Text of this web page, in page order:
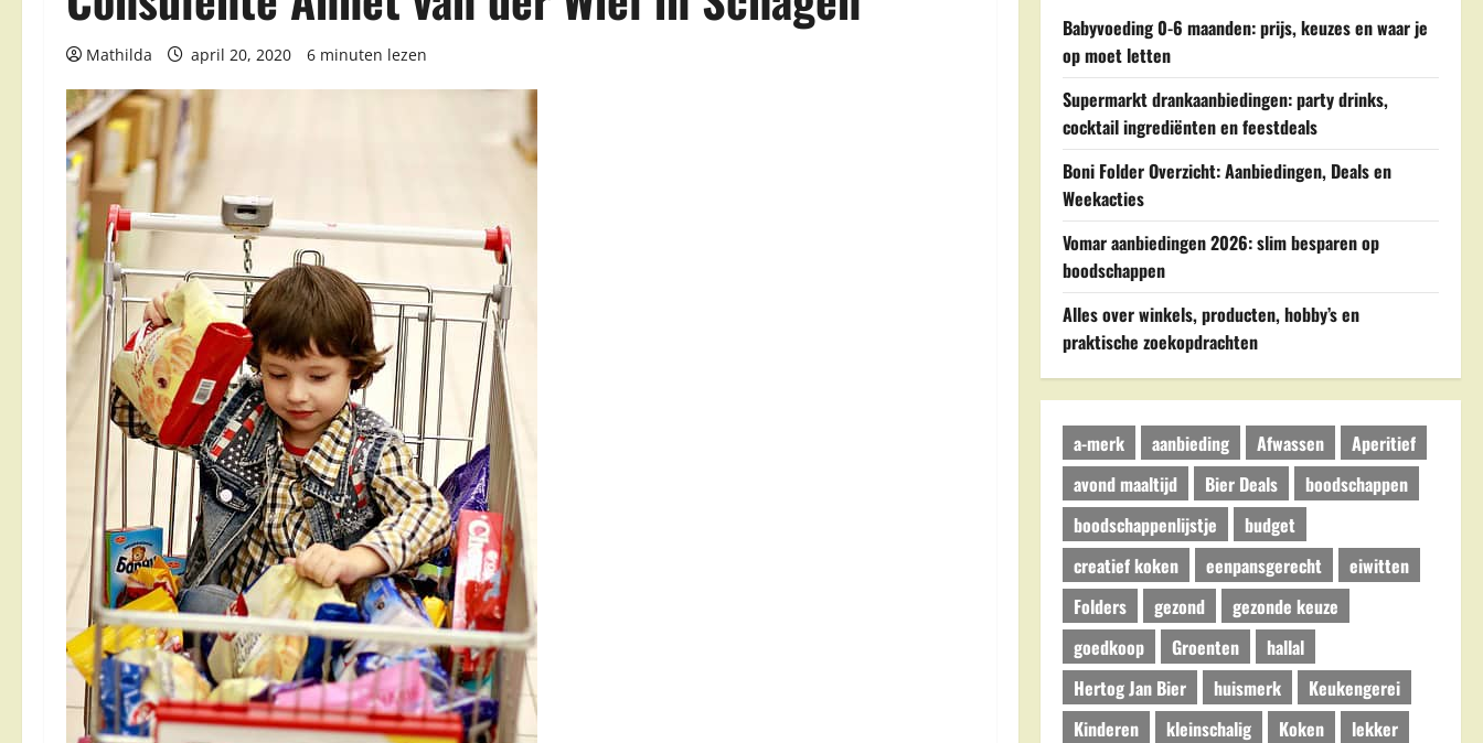
Mathilda april 20, 2020 6 minuten lezen
Babyvoeding 0-6 maanden: prijs, keuzes en waar je
op moet letten
Supermarkt drankaanbiedingen: party drinks,
cocktail ingrediënten en feestdeals
Boni Folder Overzicht: Aanbiedingen, Deals en
Weekacties
Vomar aanbiedingen 2026: slim besparen op
boodschappen
Alles over winkels, producten, hobby’s en
praktische zoekopdrachten
a-merk aanbieding Afwassen
Aperitief
avond maaltijd
Bier Deals
boodschappen
boodschappenlijstje
budget
creatief koken
eenpansgerecht
eiwitten
Folders
gezond
gezonde keuze
goedkoop
Groenten
hallal
Hertog Jan Bier
huismerk
Keukengerei
Kinderen
kleinschalig Koken
lekker